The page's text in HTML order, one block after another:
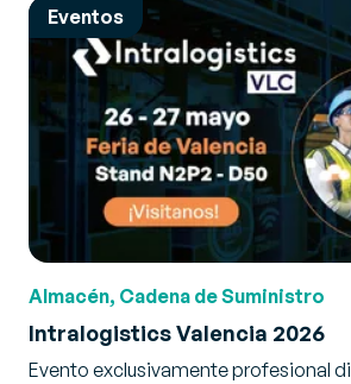
Eventos
Almacén, Cadena de Suministro
Intralogistics Valencia 2026
Evento exclusivamente profesional